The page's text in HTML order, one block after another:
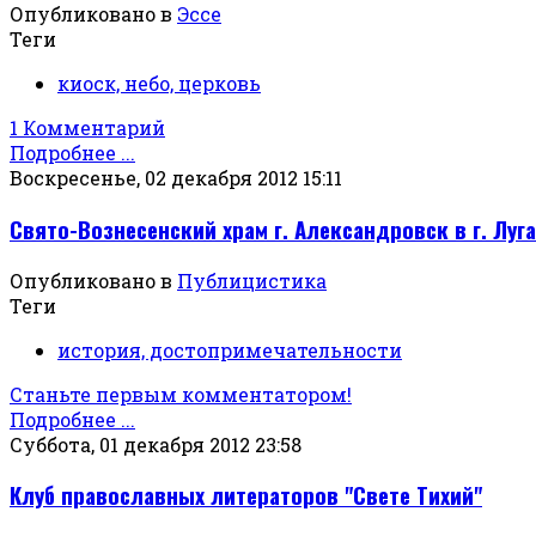
Опубликовано в Эссе
Теги
киоск, небо, церковь
1 Комментарий
Подробнее ...
Воскресенье, 02 декабря 2012 15:11
Свято-Вознесенский храм г. Александровск в г.
Опубликовано в Публицистика
Теги
история, достопримечательности
Станьте первым комментатором!
Подробнее ...
Суббота, 01 декабря 2012 23:58
Клуб православных литераторов "Свете Тихий"